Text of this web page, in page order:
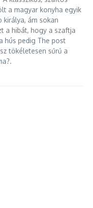
a magyar konyha egyik
királya, ám sokan
a hibát, hogy a szaftja
hús pedig The post
tökéletesen sűrű a